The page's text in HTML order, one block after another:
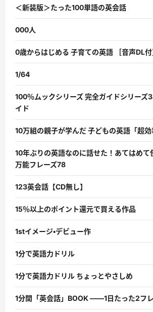
＜新装版＞たった100単語の英会話
000人
0歳からはじめる 子育ての英語 ［音声DL付
1/64
100％ムックシリーズ 完全ガイドシリーズ
イド
10万組の親子が学んだ 子どもの英語「超
10年ぶりの英語なのに話せた！あてはめて
万能フレーズ78
123英会話【CD無し】
15％以上のポイント還元で買える作品
1stイメージ・デビュー作
1分で英語力ドリル
1分で英語力ドリル ちょっとやさしめ
1分間「英会話」BOOK ――1日たった2フレ